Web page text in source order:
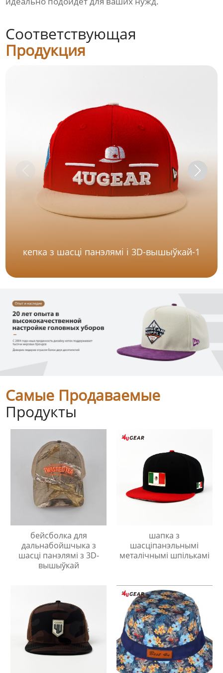
Соответствующая
Продукция
кепка з шасці панэлямі і 3D-вышыўкай-1
Самые Продаваемые
Продукты
бейсболка для
дальнабойшчыка з
шасці панэлямі з 3D-
вышыўкай
шапка з
шасціпанэльнымі
металічнымі шпількамі